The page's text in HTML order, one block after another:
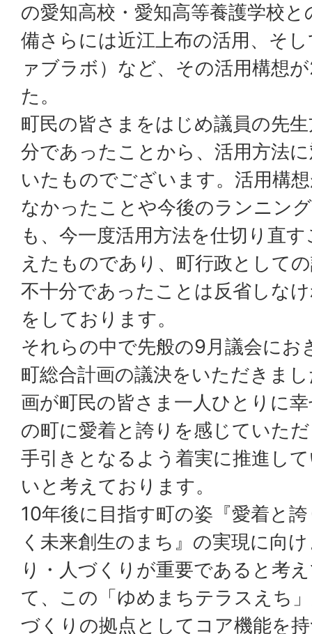
の愛知高校・愛知高等養護学校
備さらには近江上布の活用、そ
ァブラボ）など、その活用構想
た。
町民の皆さまをはじめ議員の先
分であったことから、活用方法
いたものでございます。活用構
なかったことや今後のランニン
も、今一度活用方法を仕切り直
えたものであり、町行政として
不十分であったことは反省しな
をしております。
それらの中で先般の9月議会にお
町総合計画の議決をいただきま
画が町民の皆さま一人ひとりに
の町に愛着と誇りを感じていた
手引きとなるよう着実に推進し
いと考えております。
10年後に目指す町の姿『愛着と
く未来創生のまち』の実現に向
り・人づくりが重要であると考
て、この「ゆめまちテラスえち
づくりの拠点としてコア機能を